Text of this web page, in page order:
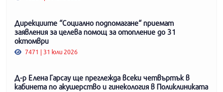
Дирекциите “Социално подпомагане“ приемат
заявления за целева помощ за отопление до 31
октомври
7471 | 31 юли 2026
Д-р Елена Гарсау ще преглежда всеки четвъртък в
кабинета по акушерство и гинекология в Поликлиниката